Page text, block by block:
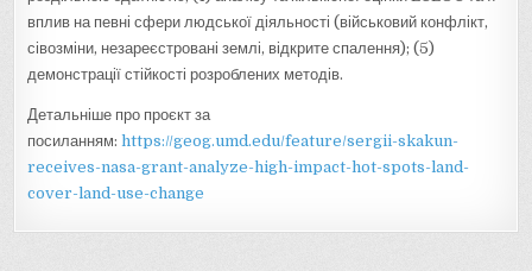
вплив на певні сфери людської діяльності (військовий конфлікт,
сівозміни, незареєстровані землі, відкрите спалення); (5)
демонстрації стійкості розроблених методів.
Детальніше про проєкт за
посиланням:https://geog.umd.edu/feature/sergii-skakun-
receives-nasa-grant-analyze-high-impact-hot-spots-land-
cover-land-use-change